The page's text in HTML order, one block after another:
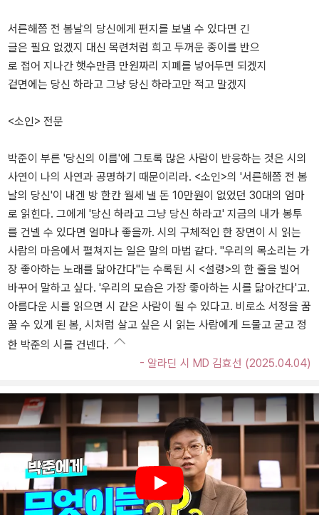
서른해쯤 전 봄날의 당신에게 편지를 보낼 수 있다면 긴
글은 필요 없겠지 대신 목련처럼 희고 두꺼운 종이를 반으
로 접어 지나간 햇수만큼 만원짜리 지폐를 넣어두면 되겠지
겉면에는 당신 하라고 그냥 당신 하라고만 적고 말겠지
<소인> 전문
박준이 부른 '당신의 이름'에 그토록 많은 사람이 반응하는 것은 시의
사연이 나의 사연과 공명하기 때문이리라. <소인>의 '서른해쯤 전 봄
날의 당신'이 내겐 방 한칸 월세 낼 돈 10만원이 없었던 30대의 엄마
로 읽힌다. 그에게 '당신 하라고 그냥 당신 하라고' 지금의 내가 봉투
를 건넬 수 있다면 얼마나 좋을까. 시의 구체적인 한 장면이 시 읽는
사람의 마음에서 펼쳐지는 일은 말의 마법 같다. "우리의 목소리는 가
장 좋아하는 노래를 닮아간다"는 수록된 시 <설령>의 한 줄을 빌어
바꾸어 말하고 싶다. '우리의 모습은 가장 좋아하는 시를 닮아간다'고.
아름다운 시를 읽으면 시 같은 사람이 될 수 있다고. 비로소 서정을 꿈
꿀 수 있게 된 봄, 시처럼 살고 싶은 시 읽는 사람에게 드물고 굳고 정
한 박준의 시를 건넨다.
- 알라딘 시 MD 김효선 (2025.04.04)
Play